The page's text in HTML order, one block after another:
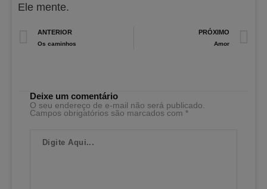
Ele mente.
Prev
ANTERIOR
Os caminhos
PRÓXIMO
Amor
Deixe um comentário
O seu endereço de e-mail não será publicado.
Campos obrigatórios são marcados com *
Aqui...